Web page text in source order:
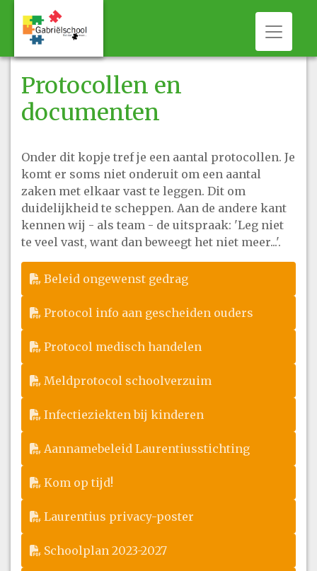
Protocollen en
documenten
Onder dit kopje tref je een aantal protocollen. Je
komt er soms niet onderuit om een aantal
zaken met elkaar vast te leggen. Dit om
duidelijkheid te scheppen. Aan de andere kant
kennen wij - als team - de uitspraak: 'Leg niet
te veel vast, want dan beweegt het niet meer...'.
Beleid ongewenst gedrag
Protocol info aan gescheiden ouders
Protocol medisch handelen
Meldprotocol schoolverzuim
Infectieziekten bij kinderen
Aannamebeleid Laurentiusstichting
Kom op tijd!
Laurentius privacy-poster
Schoolplan 2023-2027